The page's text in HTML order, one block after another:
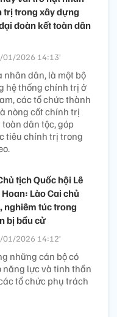
trị trong xây dựng
đoàn kết toàn dân
01/2026 14:13’
nhân dân, là một bộ
hệ thống chính trị ở
các tổ chức thành
nòng cốt chính trị
dân tộc, góp
tiêu chính trị trong
tịch Quốc hội Lê
Lào Cai chủ
nghiêm túc trong
bị bầu cử
01/2026 14:12’
những cán bộ có
năng lực và tinh thần
tổ chức phụ trách